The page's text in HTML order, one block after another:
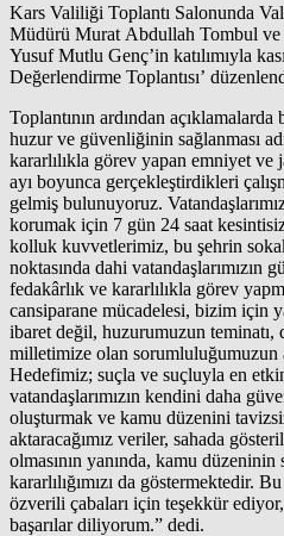
Kars Valiliği Toplantı Salonunda
Müdürü Murat Abdullah Tombul ve
Yusuf Mutlu Genç’in katılımıyla
Değerlendirme Toplantısı’
Toplantının ardından
huzur ve güvenliğinin sağlanması
kararlılıkla görev yapan emniyet ve
ayı boyunca gerçekleştirdikleri
gelmiş bulunuyoruz.
korumak için 7 gün 24 saat
kolluk kuvvetlerimiz, bu şehrin
noktasında dahi
fedakârlık ve kararlılıkla görev
cansiparane mücadelesi, bizim için
ibaret değil, huzurumuzun
milletimize olan sorumluluğumuzun
Hedefimiz; suçla ve suçluyla en
vatandaşlarımızın kendini daha
oluşturmak ve kamu düzenini
aktaracağımız veriler, sahada
olmasının yanında, kamu düzeninin
kararlılığımızı da göstermektedir.
özverili çabaları için teşekkür
başarılar diliyorum.” dedi.